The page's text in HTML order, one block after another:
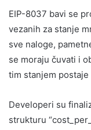
EIP-8037 bavi se
vezanih za stanje
sve naloge,
se moraju čuvati i
tim stanjem postaje
Developeri su
strukturu